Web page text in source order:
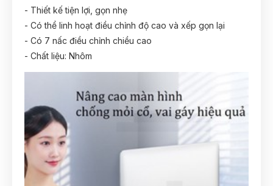
- Thiết kế tiện lợi, gọn nhẹ
- Có thể linh hoạt điều chỉnh độ cao và xếp gọn lại
- Có 7 nấc điều chỉnh chiều cao
- Chất liệu: Nhôm